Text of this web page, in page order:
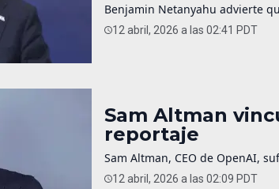
Benjamin Netanyahu advierte
12 abril, 2026 a las 02:41 PDT
Sam Altman
reportaje
Sam Altman, CEO de OpenAI,
12 abril, 2026 a las 02:09 PDT